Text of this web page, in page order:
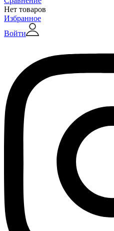
Нет товаров
Избранное
Войти